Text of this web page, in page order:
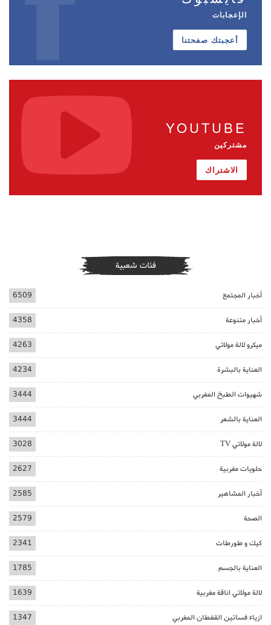
الإعجابات
أعجبتك صفحتنا
YOUTUBE
مشتركين
الاشتراك
فئات شعبية
أخبار المجتمع 6509
أخبار متنوعة 4358
ميكرو لالة مولاتي 4263
العناية بالبشرة 4234
شهيوات الطبخ المغربي 3444
العناية بالشعر 3444
لالة مولاتي TV 3028
حلويات مغربية 2627
أخبار المشاهير 2585
الصحة 2579
كيك و طورطات 2341
العناية بالجسم 1785
لالة مولاتي اناقة مغربية 1639
ازياء فساتين القفطان المغربي 1347